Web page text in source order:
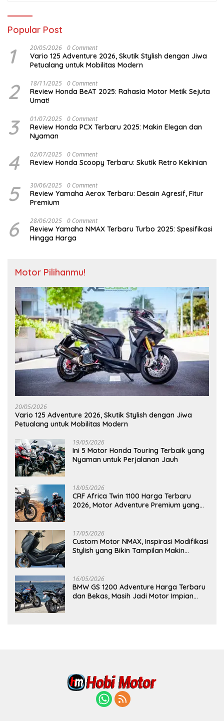
Popular Post
1 20/05/2026 0 Comment
Vario 125 Adventure 2026, Skutik Stylish dengan Jiwa
Petualang untuk Mobilitas Modern
2 18/11/2025 0 Comment
Review Honda BeAT 2025: Rahasia Motor Metik Sejuta
Umat!
3 01/07/2025 0 Comment
Review Honda PCX Terbaru 2025: Makin Elegan dan
Nyaman
4 02/07/2025 0 Comment
Review Honda Scoopy Terbaru: Skutik Retro Kekinian
5 30/06/2025 0 Comment
Review Yamaha Aerox Terbaru: Desain Agresif, Fitur
Premium
6 28/06/2025 0 Comment
Review Yamaha NMAX Terbaru Turbo 2025: Spesifikasi
Hingga Harga
Motor Pilihanmu!
20/05/2026
Vario 125 Adventure 2026, Skutik Stylish dengan Jiwa
Petualang untuk Mobilitas Modern
19/05/2026
Ini 5 Motor Honda Touring Terbaik yang
Nyaman untuk Perjalanan Jauh
18/05/2026
CRF Africa Twin 1100 Harga Terbaru
2026, Motor Adventure Premium yang
17/05/2026
Custom Motor NMAX, Inspirasi Modifikasi
Stylish yang Bikin Tampilan Makin
16/05/2026
BMW GS 1200 Adventure Harga Terbaru
dan Bekas, Masih Jadi Motor Impian